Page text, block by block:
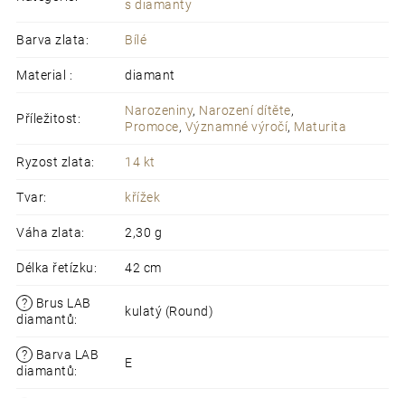
s diamanty
Barva zlata: Bílé
Material : diamant
Příležitost:
Narozeniny, Narození dítěte,
Promoce, Významné výročí, Maturita
Ryzost zlata: 14 kt
Tvar: křížek
Váha zlata: 2,30 g
Délka řetízku: 42 cm
?
Brus LAB
diamantů:
kulatý (Round)
?
Barva LAB
diamantů:
E